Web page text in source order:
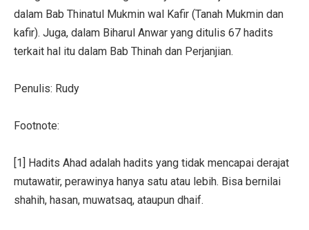
dalam Bab Thinatul Mukmin wal Kafir (Tanah Mukmin dan
kafir). Juga, dalam Biharul Anwar yang ditulis 67 hadits
terkait hal itu dalam Bab Thinah dan Perjanjian.
Penulis: Rudy
Footnote:
[1] Hadits Ahad adalah hadits yang tidak mencapai derajat
mutawatir, perawinya hanya satu atau lebih. Bisa bernilai
shahih, hasan, muwatsaq, ataupun dhaif.